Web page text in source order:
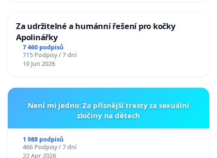
Za udržitelné a humánní řešení pro kočky
Apolinářky
7 460 podpisů
715 Podpisy / 7 dní
10 Jun 2026
Není mi jedno: Za přísnější tresty za sexuální
zločiny na dětech
1 988 podpisů
466 Podpisy / 7 dní
22 Apr 2026